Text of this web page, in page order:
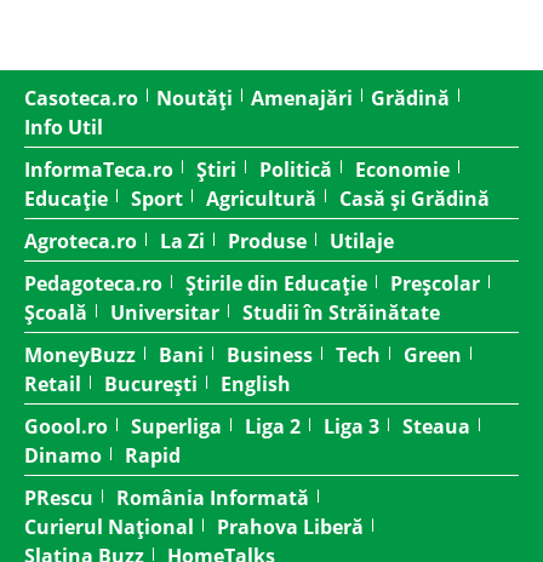
Casoteca.ro Noutăți Amenajări
Grădină
Info Util
InformaTeca.ro
Știri Politică
Economie
Educație
Sport Agricultură
Casă și Grădină
Agroteca.ro
La Zi Produse
Utilaje
Pedagoteca.ro
Știrile din Educație
Preșcolar
Școală
Universitar
Studii în Străinătate
MoneyBuzz
Bani Business Tech
Green
Retail
București
English
Goool.ro
Superliga Liga 2 Liga 3
Steaua
Dinamo
Rapid
PRescu
România Informată
Curierul Național
Prahova Liberă
Slatina Buzz
HomeTalks